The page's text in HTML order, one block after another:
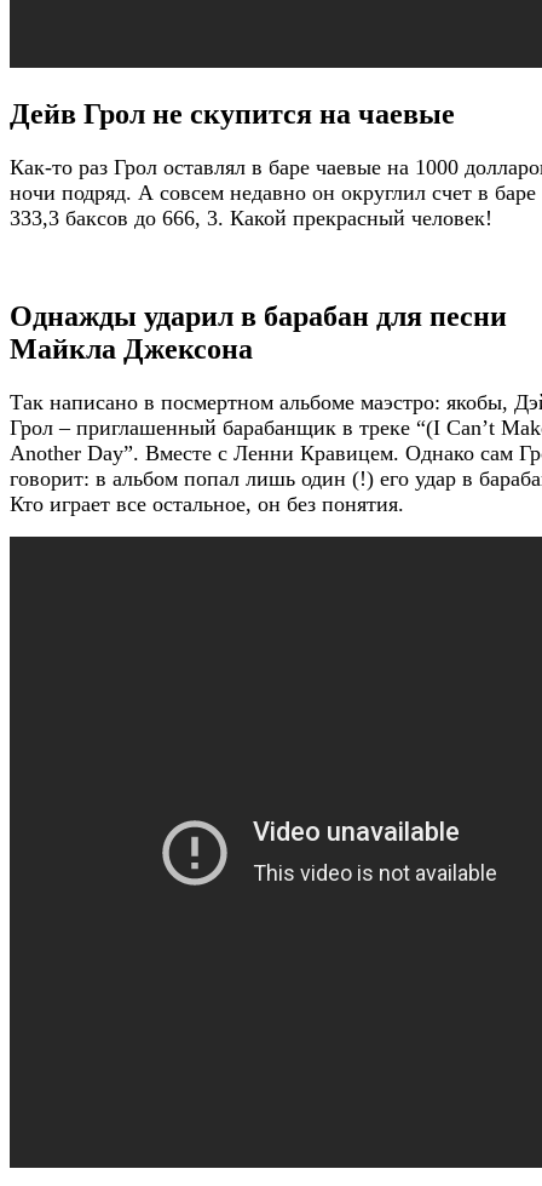
Дейв Грол не скупится на чаевые
Как-то раз Грол оставлял в баре чаевые на 1000
ночи подряд. А совсем недавно он округлил счет в баре
333,3 баксов до 666, 3. Какой прекрасный человек!
Однажды ударил в барабан для песни
Майкла Джексона
Так написано в посмертном альбоме маэстро: якобы,
Грол – приглашенный барабанщик в треке “(I Can’t
Another Day”. Вместе с Ленни Кравицем. Однако сам
говорит: в альбом попал лишь один (!) его удар в
Кто играет все остальное, он без понятия.